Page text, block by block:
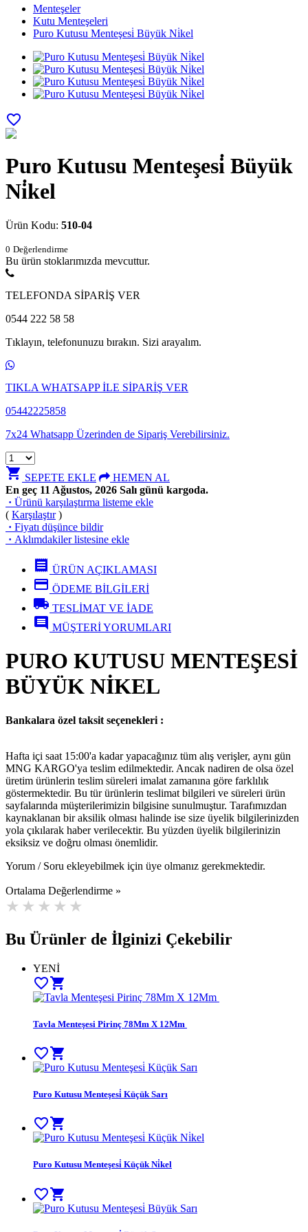
Menteşeler
Kutu Menteşeleri
Puro Kutusu Menteşesi̇ Büyük Ni̇kel
favorite_border
Puro Kutusu Menteşesi̇ Büyük
Ni̇kel
Ürün Kodu: 510-04
0 Değerlendirme
Bu ürün stoklarımızda mevcuttur.
TELEFONDA SİPARİŞ VER
0544 222 58 58
Tıklayın, telefonunuzu bırakın. Sizi arayalım.
TIKLA WHATSAPP İLE SİPARİŞ VER
05442225858
7x24 Whatsapp Üzerinden de Sipariş Verebilirsiniz.
shopping_cart SEPETE EKLE
HEMEN AL
En geç 11 Ağustos, 2026 Salı günü kargoda.
· Ürünü karşılaştırma listeme ekle
( Karşılaştır)
· Fiyatı düşünce bildir
· Aklımdakiler listesine ekle
receipt ÜRÜN AÇIKLAMASI
credit_card ÖDEME BİLGİLERİ
local_shipping TESLİMAT VE İADE
comment MÜŞTERİ YORUMLARI
PURO KUTUSU MENTEŞESİ
BÜYÜK NİKEL
Bankalara özel taksit seçenekleri :
Hafta içi saat 15:00'a kadar yapacağınız tüm alış verişler, aynı gün
MNG KARGO'ya teslim edilmektedir. Ancak nadiren de olsa özel
üretim ürünlerin teslim süreleri imalat zamanına göre farklılık
göstermektedir. Bu tür ürünlerin teslimat bilgileri ve süreleri ürün
sayfalarında müşterilerimizin bilgisine sunulmuştur. Tarafımızdan
kaynaklanan bir aksilik olması halinde ise size üyelik bilgilerinizden
yola çıkılarak haber verilecektir. Bu yüzden üyelik bilgilerinizin
eksiksiz ve doğru olması önemlidir.
Yorum / Soru ekleyebilmek için üye olmanız gerekmektedir.
Ortalama Değerlendirme »
Bu Ürünler de İlginizi Çekebilir
YENİ
favorite_bordershopping_cart
Tavla Menteşesi Pirinç 78Mm X 12Mm
favorite_bordershopping_cart
Puro Kutusu Menteşesi̇ Küçük Sarı
favorite_bordershopping_cart
Puro Kutusu Menteşesi̇ Küçük Ni̇kel
favorite_bordershopping_cart